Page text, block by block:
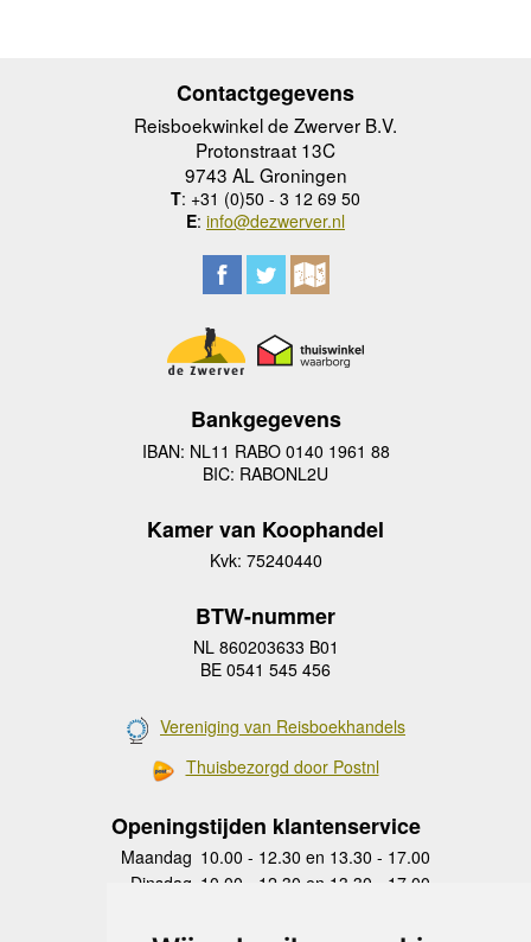
Contactgegevens
Reisboekwinkel de Zwerver B.V.
Protonstraat 13C
9743 AL Groningen
T: +31 (0)50 - 3 12 69 50
E: info@dezwerver.nl
Bankgegevens
IBAN: NL11 RABO 0140 1961 88
BIC: RABONL2U
Kamer van Koophandel
Kvk: 75240440
BTW-nummer
NL 860203633 B01
BE 0541 545 456
Vereniging van Reisboekhandels
Thuisbezorgd door Postnl
Openingstijden klantenservice
Maandag 10.00 - 12.30 en 13.30 - 17.00
Dinsdag 10.00 - 12.30 en 13.30 - 17.00
Donderdag
10.00 - 12.30 en 13.30 - 17.00